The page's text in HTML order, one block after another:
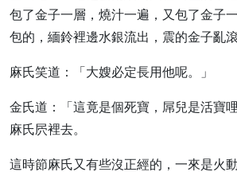
包了金子一層，燒汁一遍，又包了金子
包的，緬鈴裡邊水銀流出，震的金子亂滾
麻氏笑道：「大嫂必定長用他呢。」
金氏道：「這竟是個死寶，屌兒是活寶
麻氏屄裡去。
這時節麻氏又有些沒正經的，一來是火